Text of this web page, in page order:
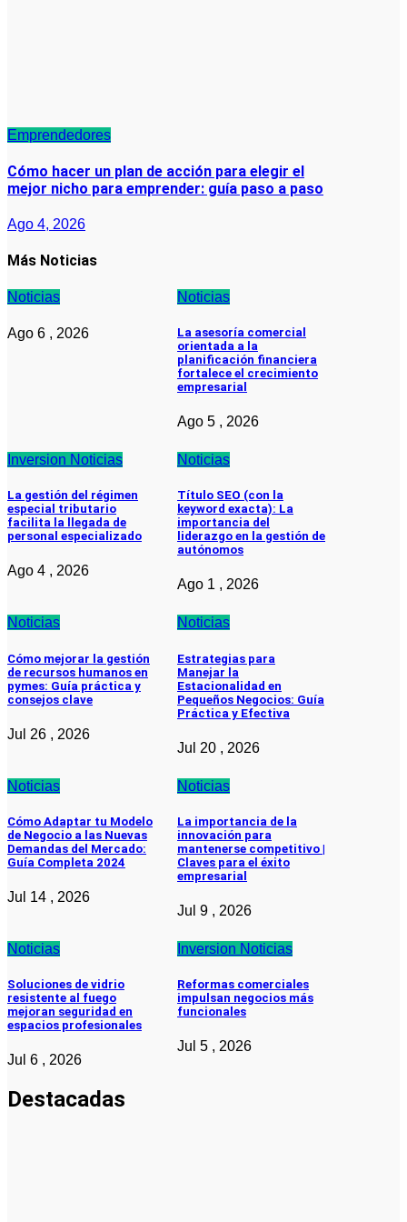
Emprendedores
Cómo hacer un plan de acción para elegir el
mejor nicho para emprender: guía paso a paso
Ago 4, 2026
Más Noticias
Noticias
Ago 6 , 2026
Noticias
La asesoría comercial
orientada a la
planificación financiera
fortalece el crecimiento
empresarial
Ago 5 , 2026
Inversion Noticias
La gestión del régimen
especial tributario
facilita la llegada de
personal especializado
Ago 4 , 2026
Noticias
Título SEO (con la
keyword exacta): La
importancia del
liderazgo en la gestión de
autónomos
Ago 1 , 2026
Noticias
Cómo mejorar la gestión
de recursos humanos en
pymes: Guía práctica y
consejos clave
Jul 26 , 2026
Noticias
Estrategias para
Manejar la
Estacionalidad en
Pequeños Negocios: Guía
Práctica y Efectiva
Jul 20 , 2026
Noticias
Cómo Adaptar tu Modelo
de Negocio a las Nuevas
Demandas del Mercado:
Guía Completa 2024
Jul 14 , 2026
Noticias
La importancia de la
innovación para
mantenerse competitivo |
Claves para el éxito
empresarial
Jul 9 , 2026
Noticias
Soluciones de vidrio
resistente al fuego
mejoran seguridad en
espacios profesionales
Jul 6 , 2026
Inversion Noticias
Reformas comerciales
impulsan negocios más
funcionales
Jul 5 , 2026
Destacadas